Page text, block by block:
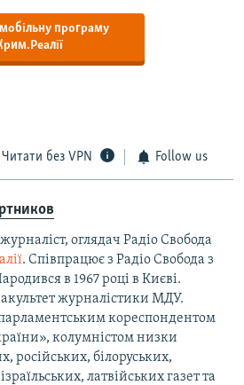
програму
Читати без VPN Follow us
оглядач Радіо Свобода
. Співпрацює з Радіо Свобода з
в 1967 році в Києві.
журналістики МДУ.
кореспондентом
колумністом низки
російських, білоруських,
латвійських газет та